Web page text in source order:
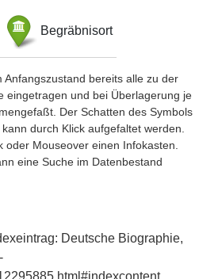
Begräbnisort
Anfangszustand bereits alle zu der
eingetragen und bei Überlagerung je
Der Schatten des Symbols
durch Klick aufgefaltet werden.
oder Mouseover einen Infokasten.
eine Suche im Datenbestand
Deutsche Biographie,